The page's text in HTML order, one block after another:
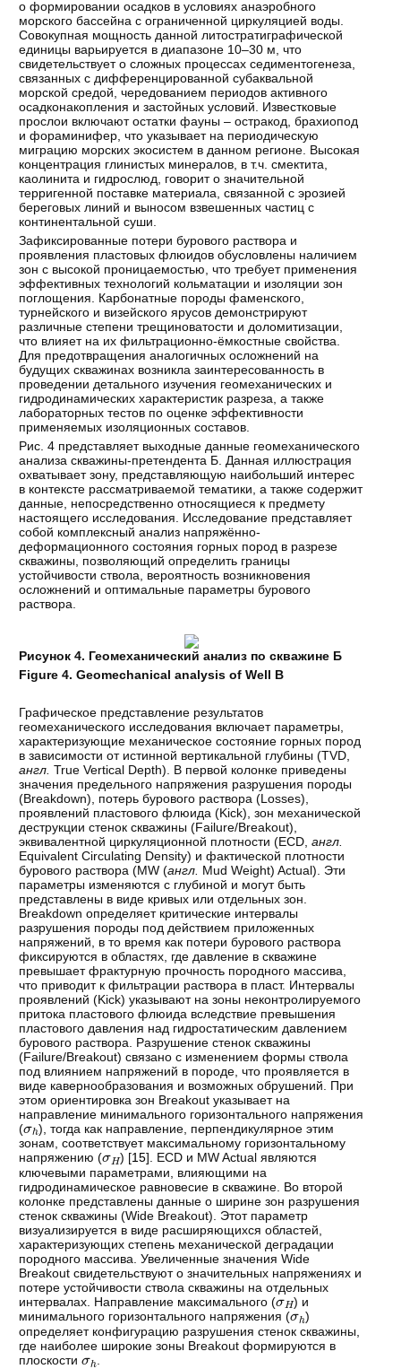
о формировании осадков в условиях анаэробного
морского бассейна с ограниченной циркуляцией воды.
Совокупная мощность данной литостратиграфической
единицы варьируется в диапазоне 10–30 м, что
свидетельствует о сложных процессах седиментогенеза,
связанных с дифференцированной субаквальной
морской средой, чередованием периодов активного
осадконакопления и застойных условий. Известковые
прослои включают остатки фауны – остракод, брахиопод
и фораминифер, что указывает на периодическую
миграцию морских экосистем в данном регионе. Высокая
концентрация глинистых минералов, в т.ч. смектита,
каолинита и гидрослюд, говорит о значительной
терригенной поставке материала, связанной с эрозией
береговых линий и выносом взвешенных частиц с
континентальной суши.
Зафиксированные потери бурового раствора и
проявления пластовых флюидов обусловлены наличием
зон с высокой проницаемостью, что требует применения
эффективных технологий кольматации и изоляции зон
поглощения. Карбонатные породы фаменского,
турнейского и визейского ярусов демонстрируют
различные степени трещиноватости и доломитизации,
что влияет на их фильтрационно-ёмкостные свойства.
Для предотвращения аналогичных осложнений на
будущих скважинах возникла заинтересованность в
проведении детального изучения геомеханических и
гидродинамических характеристик разреза, а также
лабораторных тестов по оценке эффективности
применяемых изоляционных составов.
Рис. 4 представляет выходные данные геомеханического
анализа скважины-претендента Б. Данная иллюстрация
охватывает зону, представляющую наибольший интерес
в контексте рассматриваемой тематики, а также содержит
данные, непосредственно относящиеся к предмету
настоящего исследования. Исследование представляет
собой комплексный анализ напряжённо-
деформационного состояния горных пород в разрезе
скважины, позволяющий определить границы
устойчивости ствола, вероятность возникновения
осложнений и оптимальные параметры бурового
раствора.
Рисунок 4. Геомеханический анализ по скважине Б
Figure 4. Geomechanical analysis of Well B
Графическое представление результатов
геомеханического исследования включает параметры,
характеризующие механическое состояние горных пород
в зависимости от истинной вертикальной глубины (TVD,
англ. True Vertical Depth). В первой колонке приведены
значения предельного напряжения разрушения породы
(Breakdown), потерь бурового раствора (Losses),
проявлений пластового флюида (Kick), зон механической
деструкции стенок скважины (Failure/Breakout),
эквивалентной циркуляционной плотности (ECD,англ.
Equivalent Circulating Density) и фактической плотности
бурового раствора (MW (англ. Mud Weight) Actual). Эти
параметры изменяются с глубиной и могут быть
представлены в виде кривых или отдельных зон.
Breakdown определяет критические интервалы
разрушения породы под действием приложенных
напряжений, в то время как потери бурового раствора
фиксируются в областях, где давление в скважине
превышает фрактурную прочность породного массива,
что приводит к фильтрации раствора в пласт. Интервалы
проявлений (Kick) указывают на зоны неконтролируемого
притока пластового флюида вследствие превышения
пластового давления над гидростатическим давлением
бурового раствора. Разрушение стенок скважины
(Failure/Breakout) связано с изменением формы ствола
под влиянием напряжений в породе, что проявляется в
виде кавернообразования и возможных обрушений. При
этом ориентировка зон Breakout указывает на
направление минимального горизонтального напряжения
(σh), тогда как направление, перпендикулярное этим
зонам, соответствует максимальному горизонтальному
напряжению (σH) [15]. ECD и MW Actual являются
ключевыми параметрами, влияющими на
гидродинамическое равновесие в скважине. Во второй
колонке представлены данные о ширине зон разрушения
стенок скважины (Wide Breakout). Этот параметр
визуализируется в виде расширяющихся областей,
характеризующих степень механической деградации
породного массива. Увеличенные значения Wide
Breakout свидетельствуют о значительных напряжениях и
потере устойчивости ствола скважины на отдельных
интервалах. Направление максимального (σH) и
минимального горизонтального напряжения (σ h)
определяет конфигурацию разрушения стенок скважины,
где наиболее широкие зоны Breakout формируются в
плоскостиσh